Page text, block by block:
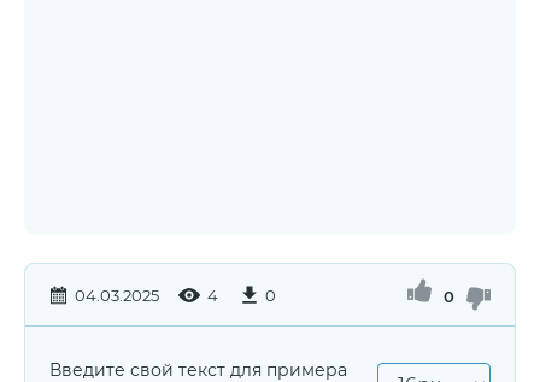
04.03.2025 4 0 0
Введите свой текст для примера